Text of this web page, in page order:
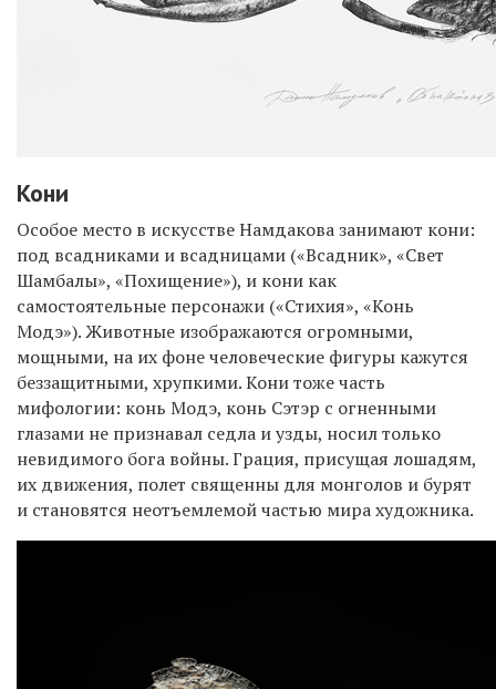
Кони
Особое место в искусстве Намдакова занимают кони:
под всадниками и всадницами («Всадник», «Свет
Шамбалы», «Похищение»), и кони как
самостоятельные персонажи («Стихия», «Конь
Модэ»). Животные изображаются огромными,
мощными, на их фоне человеческие фигуры кажутся
беззащитными, хрупкими. Кони тоже часть
мифологии: конь Модэ, конь Сэтэр с огненными
глазами не признавал седла и узды, носил только
невидимого бога войны. Грация, присущая лошадям,
их движения, полет священны для монголов и бурят
и становятся неотъемлемой частью мира художника.